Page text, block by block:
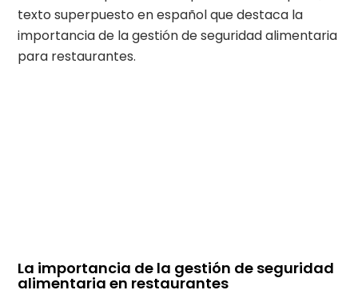
La importancia de la gestión de seguridad
alimentaria en restaurantes